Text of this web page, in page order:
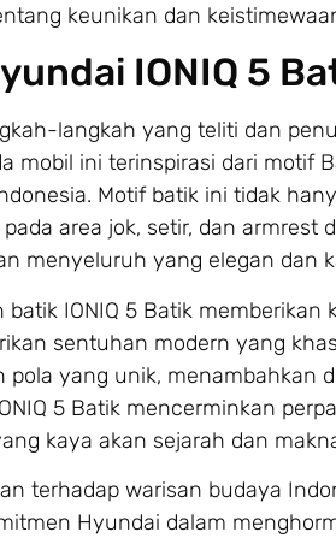
keunikan dan
IONIQ 5
langkah yang teliti dan
mobil ini terinspirasi dari motif
Motif batik ini tidak
area jok, setir, dan armrest
menyeluruh yang elegan dan
IONIQ 5 Batik memberikan
sentuhan modern yang
yang unik, menambahkan
5 Batik mencerminkan
kaya akan sejarah dan
terhadap warisan budaya
Hyundai dalam